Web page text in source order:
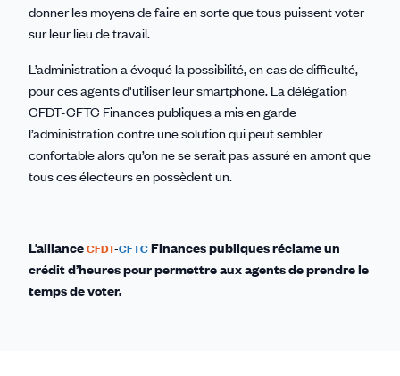
donner les moyens de faire en sorte que tous puissent voter
sur leur lieu de travail.
L’administration a évoqué la possibilité, en cas de difficulté,
pour ces agents d'utiliser leur smartphone. La délégation
CFDT-CFTC Finances publiques a mis en garde
l’administration contre une solution qui peut sembler
confortable alors qu’on ne se serait pas assuré en amont que
tous ces électeurs en possèdent un.
L’allianceCFDT-CFTCFinances publiques réclame un
crédit d’heures pour permettre aux agents de prendre le
temps de voter.